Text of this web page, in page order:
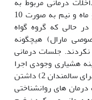
آموزش هشیاری وجودی را در طی دو ماه و نیم به صورت 10
در حالی که گروه گواه
مارال) هیچگونه
جلسات درمانی
هشیاری وجودی اجرا
گردید. ملاک های ورود: 1) زندگی در سرای سالمندان 2) داشتن
عدم دریافت درمان های روانشناختی